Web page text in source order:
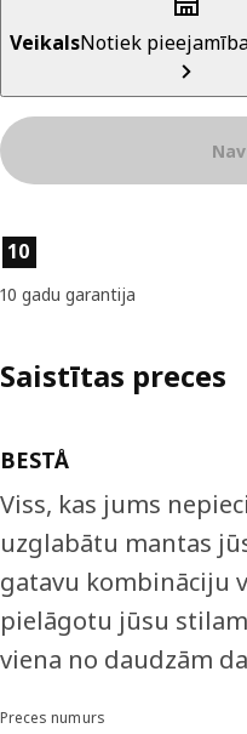
VeikalsNotiek
Preces īpašības
10
10 gadu garantija
Saistītas preces
BESTÅ
Viss, kas jums
uzglabātu mantas
gatavu kombināciju
pielāgotu jūsu
viena no daudzām
Preces numurs